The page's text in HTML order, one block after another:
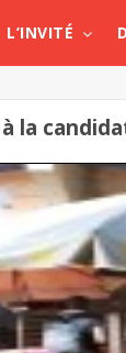
L’INVITÉ
la